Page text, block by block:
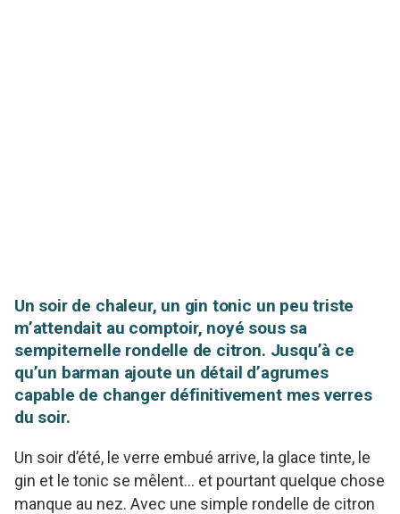
Un soir de chaleur, un gin tonic un peu triste
m’attendait au comptoir, noyé sous sa
sempiternelle rondelle de citron. Jusqu’à ce
qu’un barman ajoute un détail d’agrumes
capable de changer définitivement mes verres
du soir.
Un soir d’été, le verre embué arrive, la glace tinte, le
gin et le tonic se mêlent… et pourtant quelque chose
manque au nez. Avec une simple rondelle de citron